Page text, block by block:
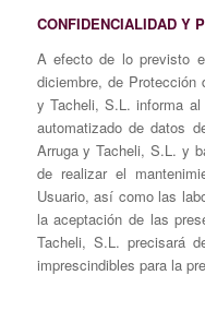
CONFIDENCIALIDAD Y
A efecto de lo previsto
diciembre, de Protección
y Tacheli, S.L. informa
automatizado de datos
Arruga y Tacheli, S.L. y
de realizar el
Usuario, así como las
la aceptación de las
Tacheli, S.L. precisará
imprescindibles para la